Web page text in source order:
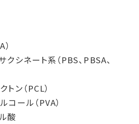
シネート系（PBS、PBSA、
ン（PCL）
ール（PVA）
酸